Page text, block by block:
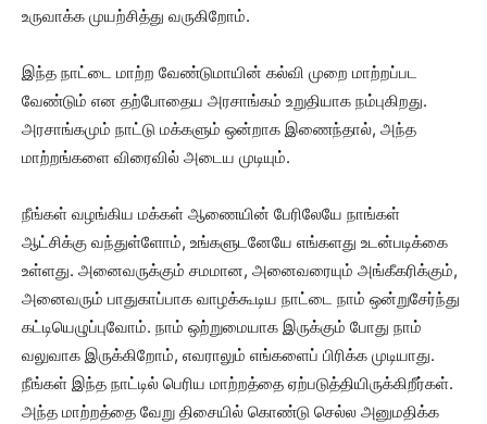
உருவாக்க முயற்சித்து வருகிறோம்.
இந்த நாட்டை மாற்ற வேண்டுமாயின் கல்வி முறை மாற்றப்பட
வேண்டும் என தற்போதைய அரசாங்கம் உறுதியாக நம்புகிறது.
அரசாங்கமும் நாட்டு மக்களும் ஒன்றாக இணைந்தால், அந்த
மாற்றங்களை விரைவில் அடைய முடியும்.
நீங்கள் வழங்கிய மக்கள் ஆணையின் பேரிலேயே நாங்கள்
ஆட்சிக்கு வந்துள்ளோம், உங்களுடனேயே எங்களது உடன்படிக்கை
உள்ளது. அனைவருக்கும் சமமான, அனைவரையும் அங்கீகரிக்கும்,
அனைவரும் பாதுகாப்பாக வாழக்கூடிய நாட்டை நாம் ஒன்றுசேர்ந்து
கட்டியெழுப்புவோம். நாம் ஒற்றுமையாக இருக்கும் போது நாம்
வலுவாக இருக்கிறோம், எவராலும் எங்களைப் பிரிக்க முடியாது.
நீங்கள் இந்த நாட்டில் பெரிய மாற்றத்தை ஏற்படுத்தியிருக்கிறீர்கள்.
அந்த மாற்றத்தை வேறு திசையில் கொண்டு செல்ல அனுமதிக்க